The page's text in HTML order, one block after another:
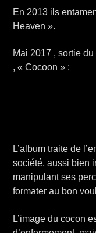
En 2013 ils
Heaven ».
Mai 2017 , sortie
, « Cocoon » :
L’album traite de
société, aussi bien
manipulant ses
formater au bon
L’image du cocon